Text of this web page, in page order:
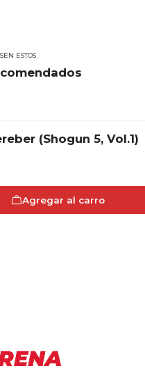
ESTOS
(Shogun 5, Vol.1)
Agregar al carro